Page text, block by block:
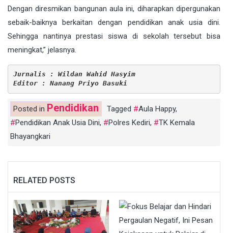
Dengan diresmikan bangunan aula ini, diharapkan dipergunakan
sebaik-baiknya berkaitan dengan pendidikan anak usia dini.
Sehingga nantinya prestasi siswa di sekolah tersebut bisa
meningkat,” jelasnya.
Jurnalis : Wildan Wahid Hasyim
Editor : Nanang Priyo Basuki
Posted in Pendidikan Tagged Aula Happy,
Pendidikan Anak Usia Dini, Polres Kediri,
TK Kemala
Bhayangkari
RELATED POSTS